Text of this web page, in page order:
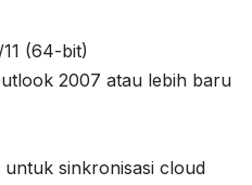
(64-bit)
2007 atau lebih baru
sinkronisasi cloud